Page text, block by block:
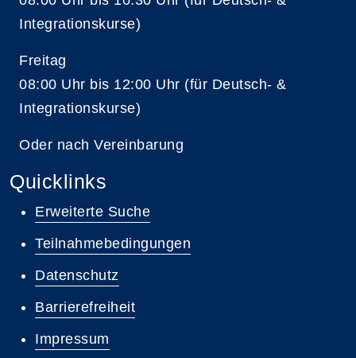
Integrationskurse)
Freitag
08:00 Uhr bis 12:00 Uhr (für Deutsch- &
Integrationskurse)
Oder nach Vereinbarung
Quicklinks
Erweiterte Suche
Teilnahmebedingungen
Datenschutz
Barrierefreiheit
Impressum